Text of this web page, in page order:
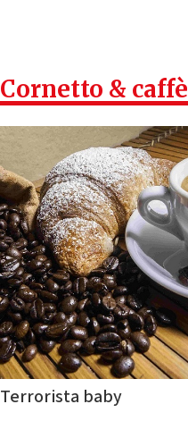
Cornetto & caffè
Terrorista baby